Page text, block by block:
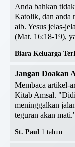
Anda bahkan
Katolik, dan anda
aib. Yesus jelas-
(Mat. 16:18-19),
Biara Keluarga
Jangan Doakan
Membaca artikel-
Kitab Amsal.
meninggalkan
teguran akan
St. Paul 1 tahun